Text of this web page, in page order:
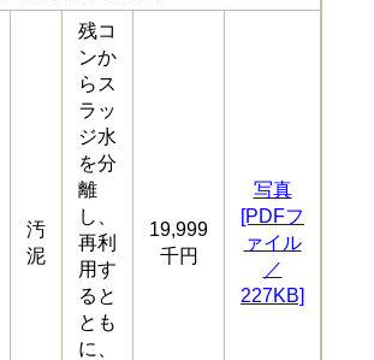
汚
泥
残コ
ンか
らス
ラッ
ジ水
を分
離
し、
再利
用す
ると
とも
に、
19,999
千円
写真
[PDFフ
ァイル
／
227KB]